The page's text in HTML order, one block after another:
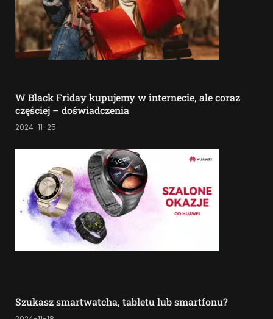
W Black Friday kupujemy w internecie, ale coraz
częściej – doświadczenia
2024-11-25
Szukasz smartwatcha, tabletu lub smartfonu?